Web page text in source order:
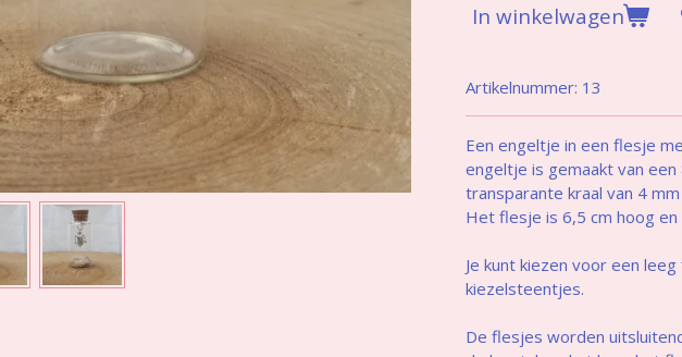
In winkelwagen
Artikelnummer: 13
Een engeltje in een flesje
engeltje is gemaakt van
transparante kraal van 4
Het flesje is 6,5 cm hoog
Je kunt kiezen voor een
kiezelsteentjes.
De flesjes worden